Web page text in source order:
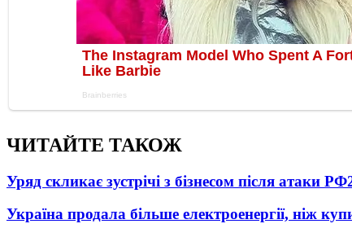
ЧИТАЙТЕ ТАКОЖ
Уряд скликає зустрічі з бізнесом після атаки РФ
Україна продала більше електроенергії, ніж